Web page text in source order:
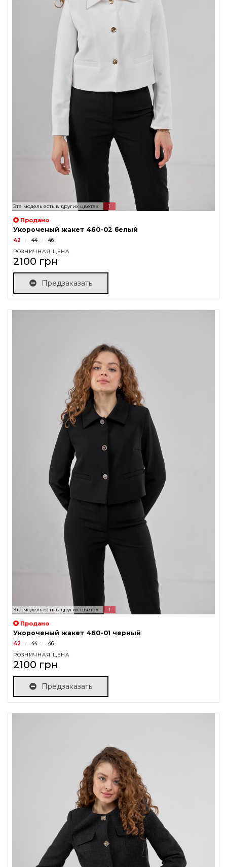
Эта модель есть в других цветах 1
Продано
Укороченый жакет 460-02 белый
42 44 46
РОЗНИЧНАЯ ЦЕНА
2100 грн
Предзаказать
Эта модель есть в других цветах 1
Продано
Укороченый жакет 460-01 черный
42 44 46
РОЗНИЧНАЯ ЦЕНА
2100 грн
Предзаказать